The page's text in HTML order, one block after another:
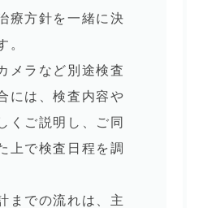
療方針を一緒に決
。
メラなど別途検査
には、検査内容や
くご説明し、ご同
上で検査日程を調
までの流れは、主